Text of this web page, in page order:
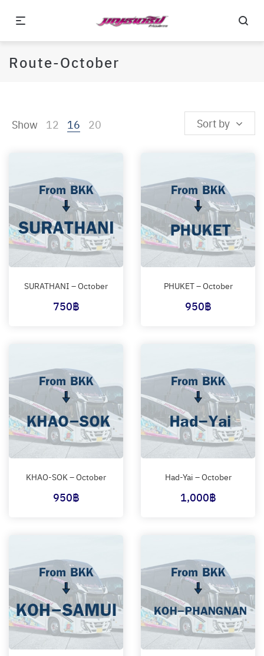
Route-October
Show 12 16 20 Sort by
SURATHANI – October
750฿
PHUKET – October
950฿
KHAO-SOK – October
950฿
Had-Yai – October
1,000฿